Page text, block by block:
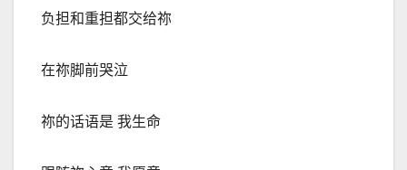
负担和重担都交给祢
在祢脚前哭泣
祢的话语是 我生命